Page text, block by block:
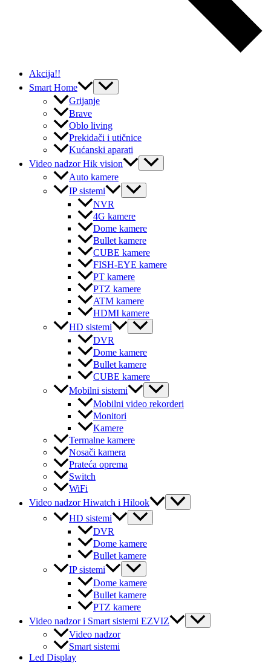
Akcija!!
Smart Home
Menu
Toggle
Grijanje
Brave
Oblo living
Prekidači i utičnice
Kućanski aparati
Video nadzor Hik vision
Menu
Toggle
Auto kamere
IP sistemi
Menu
Toggle
NVR
4G kamere
Dome kamere
Bullet kamere
CUBE kamere
FISH-EYE kamere
PT kamere
PTZ kamere
ATM kamere
HDMI kamere
HD sistemi
Menu
Toggle
DVR
Dome kamere
Bullet kamere
CUBE kamere
Mobilni sistemi
Menu
Toggle
Mobilni video rekorderi
Monitori
Kamere
Termalne kamere
Nosači kamera
Prateća oprema
Switch
WiFi
Video nadzor Hiwatch i Hilook
Menu
Toggle
HD sistemi
Menu
Toggle
DVR
Dome kamere
Bullet kamere
IP sistemi
Menu
Toggle
Dome kamere
Bullet kamere
PTZ kamere
Video nadzor i Smart sistemi EZVIZ
Menu
Toggle
Video nadzor
Smart sistemi
Led Display